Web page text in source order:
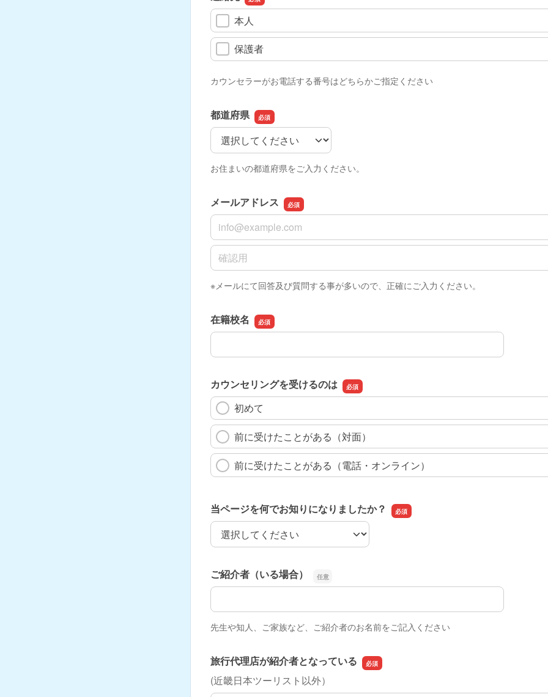
本人
保護者
カウンセラーがお電話する番号はどちらかご指定ください
都道府県
都道府県
お住まいの都道府県をご入力ください。
メールアドレス
メールアドレス
メールアドレスの確認用
※メールにて回答及び質問する事が多いので、正確にご入力ください。
在籍校名
在籍校名
カウンセリングを受けるのは
初めて
前に受けたことがある（対面）
前に受けたことがある（電話・オンライン）
当ページを何でお知りになりましたか？
当ページを何でお知りになりましたか？
ご紹介者（いる場合）
ご紹介者（いる場合）
先生や知人、ご家族など、ご紹介者のお名前をご記入ください
旅行代理店が紹介者となっている
(近畿日本ツーリスト以外）